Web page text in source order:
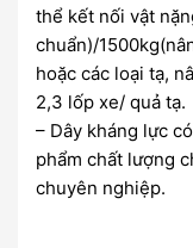
thể kết nối vật
chuẩn)/
hoặc các loại tạ,
2,3 lốp xe/ quả tạ.
– Dây kháng lực
phẩm chất lượng
chuyên nghiệp.